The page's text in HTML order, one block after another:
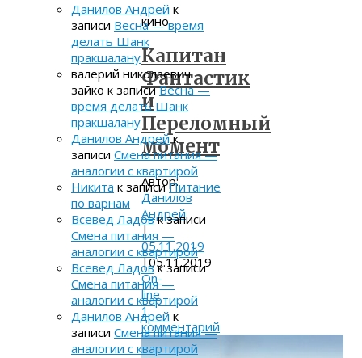
кино
Капитан
Фантастик
и
Переломный
момент
Автор:
Данилов
Андрей
|
05.11.2019
|05.11.2019
On-
line
1
комментарий
Данилов Андрей к
записи Весна — время
делать Шанк
пракшалану
валерий николаевич
зайко к записиВесна —
время делать Шанк
пракшалану
Данилов Андрейк
записи Смена питания —
аналогии с квартирой
Никита к записиПитание
по варнам
Всевед Ладовк записи
Смена питания —
аналогии с квартирой
Всевед Ладовк записи
Смена питания —
аналогии с квартирой
Данилов Андрей к
записи Смена питания —
аналогии с квартирой